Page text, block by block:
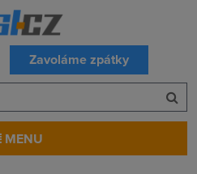
Zavoláme zpátky
MENU